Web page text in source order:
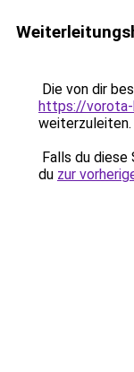
Die von dir
https://vorota-
weiterzuleiten.
Falls du
du zur